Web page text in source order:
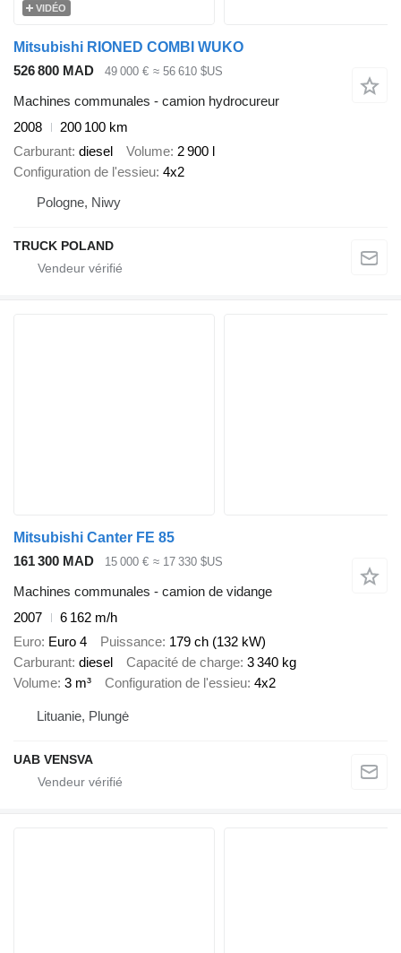
VIDÉO
Mitsubishi RIONED COMBI WUKO
526 800 MAD
49 000 € ≈ 56 610 $US
Machines communales - camion hydrocureur
2008
200 100 km
Carburant diesel Volume 2 900 l
Configuration de l'essieu 4x2
Pologne, Niwy
TRUCK POLAND
Mitsubishi Canter FE 85
161 300 MAD
15 000 € ≈ 17 330 $US
Machines communales - camion de vidange
2007
6 162 m/h
Euro Euro 4 Puissance 179 ch (132 kW)
Carburant diesel Capacité de charge 3 340 kg
Volume 3 m³ Configuration de l'essieu 4x2
Lituanie, Plungė
UAB VENSVA